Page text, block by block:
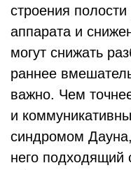
строения
аппарата и
могут снижать
раннее
важно. Чем
и
синдромом
него подходящий